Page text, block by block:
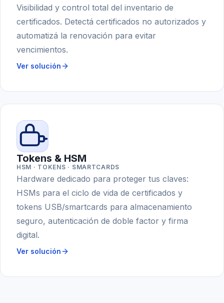
Visibilidad y control total del inventario de
certificados. Detectá certificados no autorizados y
automatizá la renovación para evitar
vencimientos.
Ver solución
Tokens & HSM
HSM · TOKENS · SMARTCARDS
Hardware dedicado para proteger tus claves:
HSMs para el ciclo de vida de certificados y
tokens USB/smartcards para almacenamiento
seguro, autenticación de doble factor y firma
digital.
Ver solución